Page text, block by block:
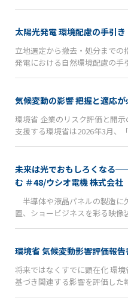
太陽光発電 環境配慮の手引き
立地選定から撤去・処分までの
発電における自然環境配慮の
気候変動の影響 把握と適応が
環境省 企業のリスク評価と開
支援する環境省は2026年3月、
未来は光でおもしろくなる
む ＃48/ウシオ電機 株式会社
半導体や液晶パネルの製造に
置、ショービジネスを彩る映
環境省 気候変動影響評価報告
将来ではなくすでに顕在化 環
基づき関連する影響を評価し